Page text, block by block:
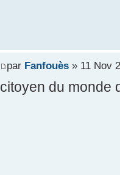
par Fanfouès» 11 Nov
citoyen du monde